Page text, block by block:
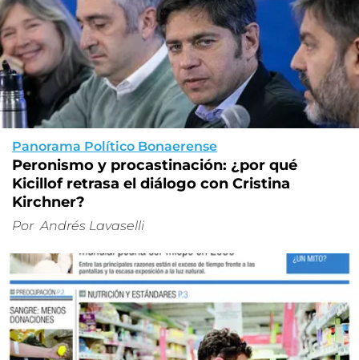
Panorama Político Bonaerense
Peronismo y procastinación: ¿por qué
Kicillof retrasa el diálogo con Cristina
Kirchner?
Por Andrés Lavaselli